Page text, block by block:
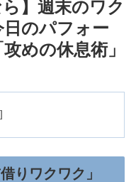
】週末のワク
のパフォー
めの休息術」
りワクワク」